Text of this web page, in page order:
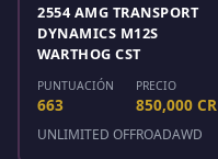
2554 AMG TRANSPORT
DYNAMICS M12S
WARTHOG CST
PUNTUACIÓN
663
PRECIO
850,000 CR
UNLIMITED OFFROADAWD